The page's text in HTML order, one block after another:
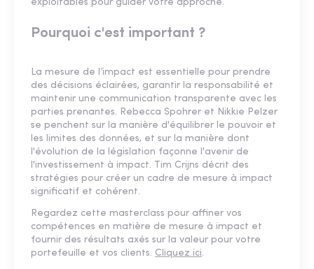
exploitables pour guider votre approche.
Pourquoi c'est important ?
La mesure de l’impact est essentielle pour prendre
des décisions éclairées, garantir la responsabilité et
maintenir une communication transparente avec les
parties prenantes. Rebecca Spohrer et Nikkie Pelzer
se penchent sur la manière d'équilibrer le pouvoir et
les limites des données, et sur la manière dont
l'évolution de la législation façonne l'avenir de
l'investissement à impact. Tim Crijns décrit des
stratégies pour créer un cadre de mesure à impact
significatif et cohérent.
Regardez cette masterclass pour affiner vos
compétences en matière de mesure à impact et
fournir des résultats axés sur la valeur pour votre
portefeuille et vos clients. Cliquez ici.